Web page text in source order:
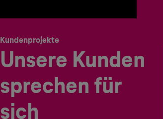
Kundenprojekte
Unsere Kunden
sprechen für
sich